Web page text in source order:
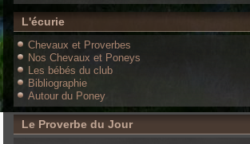
L'écurie
Chevaux et Proverbes
Nos Chevaux et Poneys
Les bébés du club
Bibliographie
Autour du Poney
Le Proverbe du Jour